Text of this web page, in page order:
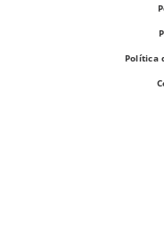
Política